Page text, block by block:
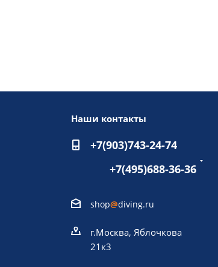
Наши контакты
+7(903)743-24-74
+7(495)688-36-36
shop@diving.ru
г.Москва, Яблочкова
21к3